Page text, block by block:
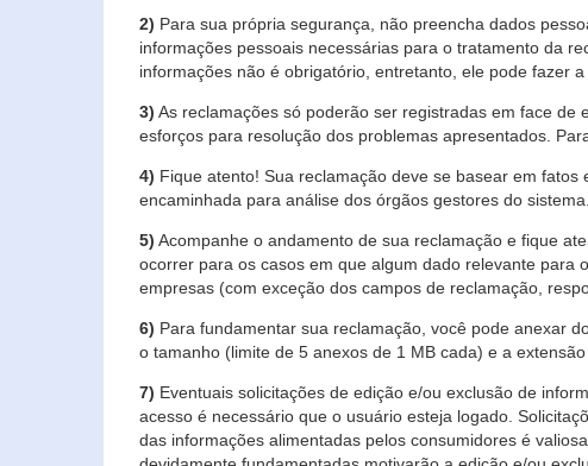
2) Para sua própria segurança, não preencha dados
informações pessoais necessárias para o tratamento da
informações não é obrigatório, entretanto, ele pode fazer
3) As reclamações só poderão ser registradas em face
esforços para resolução dos problemas apresentados.
4) Fique atento! Sua reclamação deve se basear em
encaminhada para análise dos órgãos gestores do sistema.
5) Acompanhe o andamento de sua reclamação e fique
ocorrer para os casos em que algum dado relevante para
empresas (com exceção dos campos de reclamação,
6) Para fundamentar sua reclamação, você pode anexar
o tamanho (limite de 5 anexos de 1 MB cada) e a
7) Eventuais solicitações de edição e/ou exclusão de
acesso é necessário que o usuário esteja logado.
das informações alimentadas pelos consumidores é